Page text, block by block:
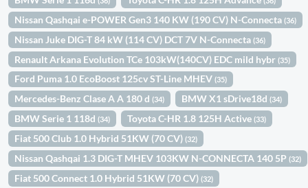
Nissan Qashqai e-POWER Gen3 140 KW (190 CV) N-Connecta(36)
Nissan Juke DIG-T 84 kW (114 CV) DCT 7V N-Connecta(36)
Renault Arkana Evolution TCe 103kW(140CV) EDC mild hybr(35)
Ford Puma 1.0 EcoBoost 125cv ST-Line MHEV(35)
Mercedes-Benz Clase A A 180 d(34) BMW X1 sDrive18d(34)
BMW Serie 1 118d(34) Toyota C-HR 1.8 125H Active(33)
Fiat 500 Club 1.0 Hybrid 51KW (70 CV)(32)
Nissan Qashqai 1.3 DIG-T MHEV 103KW N-CONNECTA 140 5P(32)
Fiat 500 Connect 1.0 Hybrid 51KW (70 CV)(32)